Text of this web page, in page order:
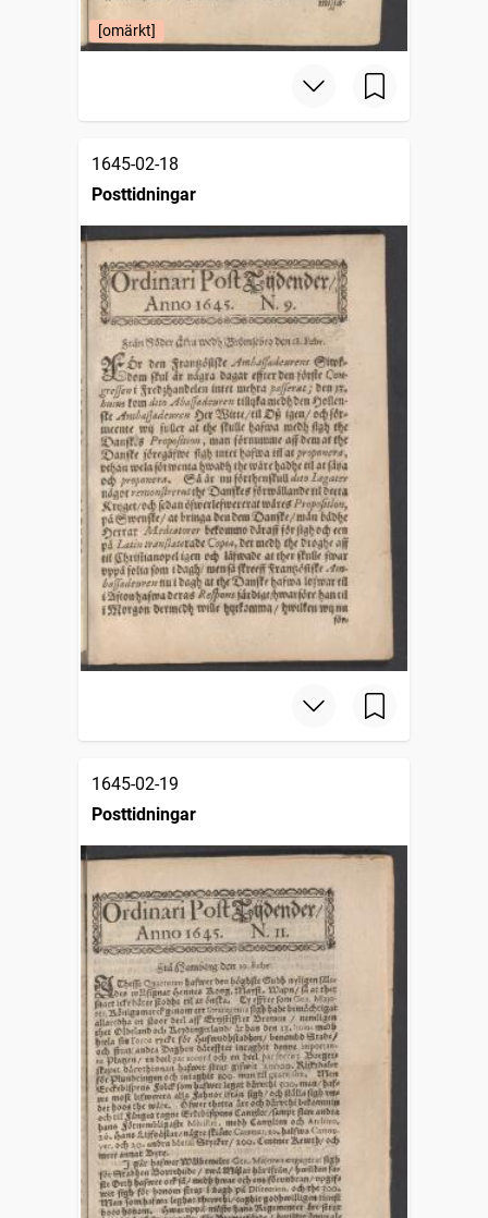
[omärkt]
1645-02-18
Posttidningar
1645-02-19
Posttidningar